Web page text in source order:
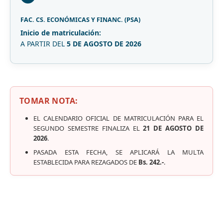
FAC. CS. ECONÓMICAS Y FINANC. (PSA)
Inicio de matriculación:
A PARTIR DEL 5 DE AGOSTO DE 2026
TOMAR NOTA:
EL CALENDARIO OFICIAL DE MATRICULACIÓN PARA EL
SEGUNDO SEMESTRE FINALIZA EL21 DE AGOSTO DE
2026.
PASADA ESTA FECHA, SE APLICARÁ LA MULTA
ESTABLECIDA PARA REZAGADOS DE Bs. 242.-.